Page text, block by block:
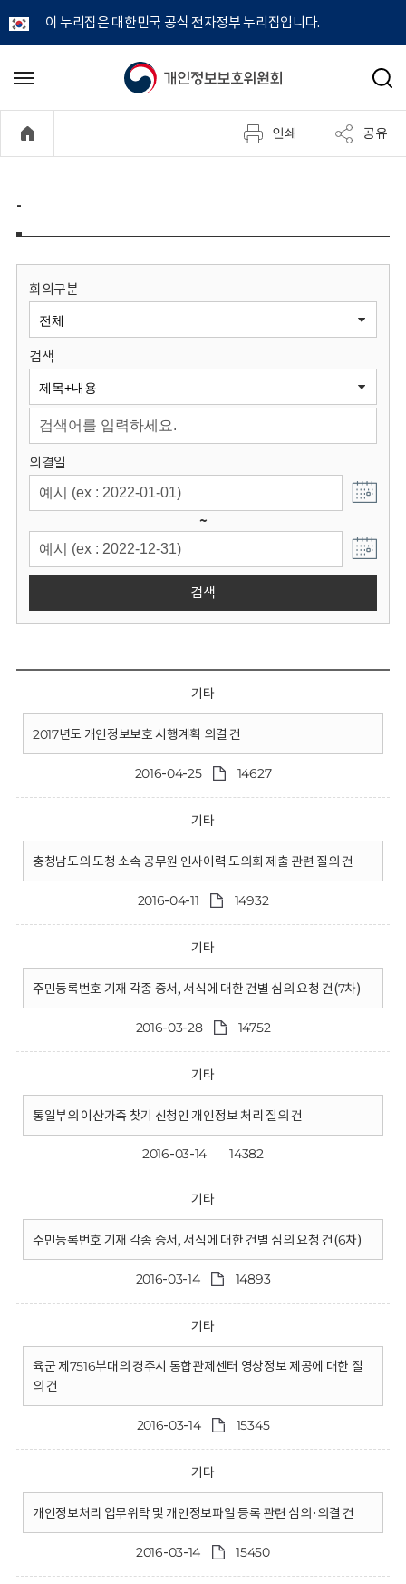
이 누리집은 대한민국 공식 전자정부 누리집입니다.
개
정
보
원
회
메
기
검
인쇄 공유
-
회의구분
검색
의결일
~
검색
기타
2017년도 개인정보보호 시행계획 의결 건
2016-04-25 14627
기타
충청남도의 도청 소속 공무원 인사이력 도의회 제출 관련 질의 건
2016-04-11 14932
기타
주민등록번호 기재 각종 증서, 서식에 대한 건별 심의 요청 건(7차)
2016-03-28 14752
기타
통일부의 이산가족 찾기 신청인 개인정보 처리 질의 건
2016-03-14 14382
기타
주민등록번호 기재 각종 증서, 서식에 대한 건별 심의 요청 건(6차)
2016-03-14 14893
기타
육군 제7516부대의 경주시 통합관제센터 영상정보 제공에 대한 질
의 건
2016-03-14 15345
기타
개인정보처리 업무위탁 및 개인정보파일 등록 관련 심의·의결 건
2016-03-14 15450